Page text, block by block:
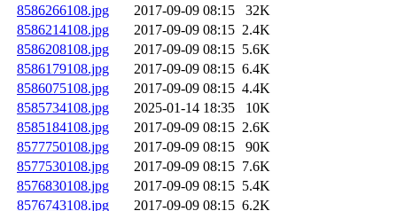
8586266108.jpg
2017-09-09 08:15
32K
8586214108.jpg
2017-09-09 08:15 2.4K
8586208108.jpg
2017-09-09 08:15 5.6K
8586179108.jpg
2017-09-09 08:15 6.4K
8586075108.jpg
2017-09-09 08:15 4.4K
8585734108.jpg
2025-01-14 18:35
10K
8585184108.jpg
2017-09-09 08:15 2.6K
8577750108.jpg
2017-09-09 08:15
90K
8577530108.jpg
2017-09-09 08:15 7.6K
8576830108.jpg
2017-09-09 08:15 5.4K
8576743108.jpg
2017-09-09 08:15 6.2K